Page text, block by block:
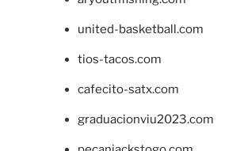
united-basketball.com
tios-tacos.com
cafecito-satx.com
graduacionviu2023.com